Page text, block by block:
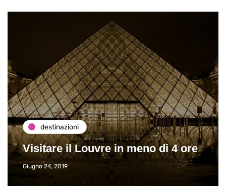
destinazioni
Visitare il Louvre in meno di 4 ore
Giugno 24, 2019